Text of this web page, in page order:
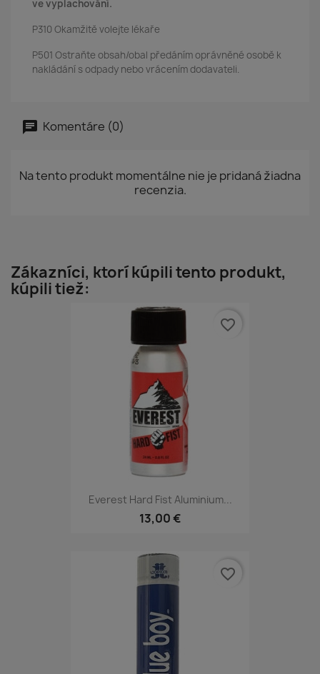
ve vyplachování.
P310 Okamžitě volejte lékaře
P501 Ostraňte obsah/obal předáním oprávněné osobě k
nakládání s odpady nebo vrácením dodavateli.
Komentáre (0)
Na tento produkt momentálne nie je pridaná žiadna
recenzia.
Zákazníci, ktorí kúpili tento produkt,
kúpili tiež:
Everest Hard Fist Aluminium...
13,00 €
favorite_border
favorite_border